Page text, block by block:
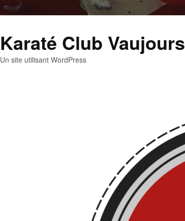
Karaté Club Vaujours
Un site utilisant WordPress